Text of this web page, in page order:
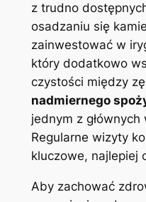
z trudno
osadzaniu się
zainwestować w
który dodatkowo
czystości między
nadmiernego
jednym z
Regularne wizyty
kluczowe, najlepiej
Aby zachować